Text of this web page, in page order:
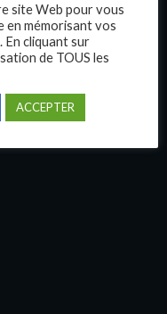
site Web pour vous
en mémorisant vos
cliquant sur
de TOUS les
ACCEPTER